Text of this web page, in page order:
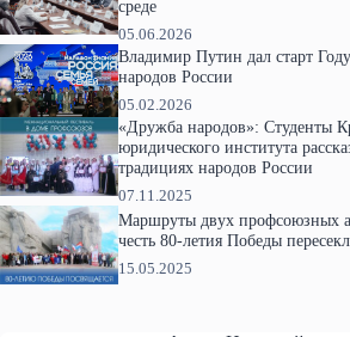
среде
05.06.2026
Владимир Путин дал старт
народов России
05.02.2026
«Дружба народов»: Студенты
юридического института
традициях народов России
07.11.2025
Маршруты двух профсоюзных
честь 80-летия Победы
15.05.2025